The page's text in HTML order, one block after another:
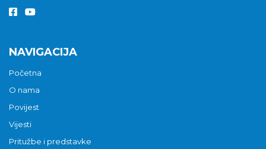
NAVIGACIJA
Početna
O nama
Povijest
Vijesti
Pritužbe i predstavke